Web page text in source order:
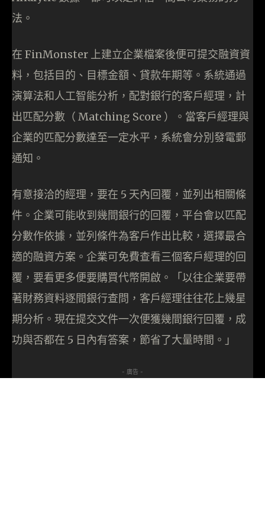
法。
在 FinMonster 上建立企業檔案後便可提交融資資
料，包括目的、目標金額、貸款年期等。系統通過
演算法和人工智能分析，配對銀行的客戶經理，計
出匹配分數（ Matching Score ）。當客戶經理與
企業的匹配分數達至一定水平，系統會分別發電郵
通知。
有意接洽的經理，要在 5 天內回覆，並列出相關條
件。企業可能收到幾間銀行的回覆，平台會以匹配
分數作依據，並列條件為客戶作出比較，選擇最合
適的融資方案。企業可免費查看三個客戶經理的回
覆，要看更多便要購買代幣開啟。「以往企業要帶
著財務資料逐間銀行查問，客戶經理往往花上幾星
期分析。現在提交文件一次便獲幾間銀行回覆，成
功與否都在 5 日內有答案，節省了大量時間。」
- 廣告 -